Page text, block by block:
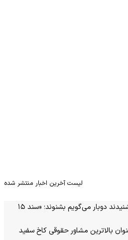
لیست آخرین اخبار منتشر شده
نتانیاهو: شنیده‌ام برخی نشنیدند دوبار می‌گویم بشنوند؛ «سند ۱۵
بالاترین مشاور حقوقی کاخ سفید